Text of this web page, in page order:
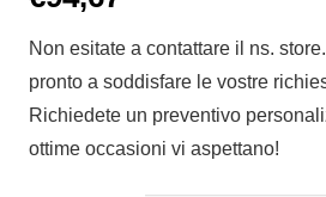
Non esitate a contattare il ns.
pronto a soddisfare le vostre
Richiedete un preventivo
ottime occasioni vi aspettano!